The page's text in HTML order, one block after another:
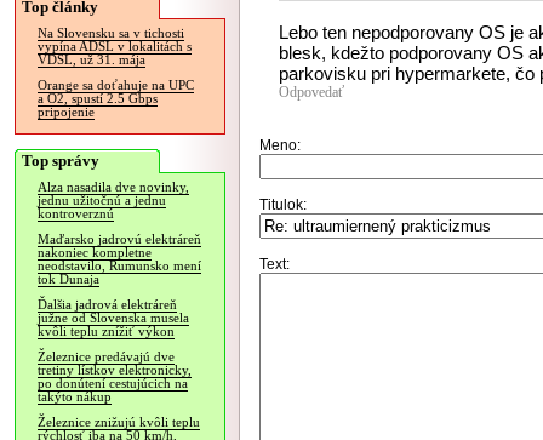
Top články
Na Slovensku sa v tichosti
vypína ADSL v lokalitách s
VDSL, už 31. mája
Orange sa doťahuje na UPC
a O2, spustí 2.5 Gbps
pripojenie
Top správy
Alza nasadila dve novinky,
jednu užitočnú a jednu
kontroverznú
Maďarsko jadrovú elektráreň
nakoniec kompletne
neodstavilo, Rumunsko mení
tok Dunaja
Ďalšia jadrová elektráreň
južne od Slovenska musela
kvôli teplu znížiť výkon
Železnice predávajú dve
tretiny lístkov elektronicky,
po donútení cestujúcich na
takýto nákup
Železnice znižujú kvôli teplu
rýchlosť iba na 50 km/h,
Lebo ten nepodporovany OS je
blesk, kdežto podporovany OS
parkovisku pri hypermarkete, čo
Odpovedať
Meno:
Titulok:
Text: